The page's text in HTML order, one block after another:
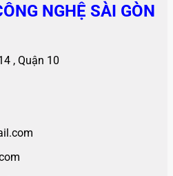
NGHỆ SÀI GÒN
, Quận 10